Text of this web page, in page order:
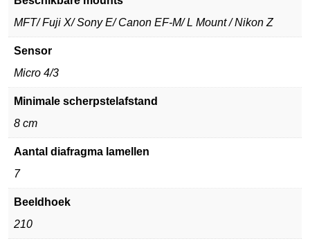
MFT/ Fuji X/ Sony E/ Canon EF-M/ L Mount / Nikon Z
Sensor
Micro 4/3
Minimale scherpstelafstand
8 cm
Aantal diafragma lamellen
7
Beeldhoek
210